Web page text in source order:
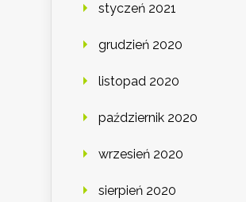
styczeń 2021
grudzień 2020
listopad 2020
październik 2020
wrzesień 2020
sierpień 2020